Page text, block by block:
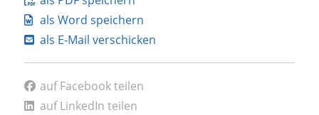
als Word speichern
als E-Mail verschicken
auf Facebook teilen
auf LinkedIn teilen